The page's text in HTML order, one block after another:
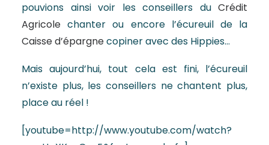
pouvions ainsi voir les conseillers du Crédit
Agricolechanter ou encore l’écureuil de la
Caisse d’épargnecopiner avec des Hippies…
Mais aujourd’hui, tout cela est fini, l’écureuil
n’existe plus, les conseillers ne chantent plus,
place au réel !
[youtube=http://www.youtube.com/watch?